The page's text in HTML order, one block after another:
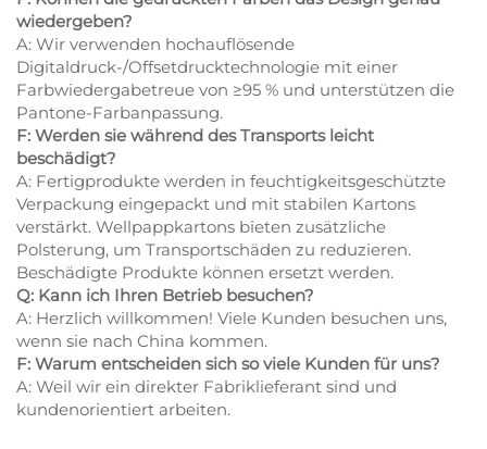
wiedergeben?
A: Wir verwenden hochauflösende
Digitaldruck-/Offsetdrucktechnologie mit einer
Farbwiedergabetreue von ≥95 % und unterstützen die
Pantone-Farbanpassung.
F: Werden sie während des Transports leicht
beschädigt?
A: Fertigprodukte werden in feuchtigkeitsgeschützte
Verpackung eingepackt und mit stabilen Kartons
verstärkt. Wellpappkartons bieten zusätzliche
Polsterung, um Transportschäden zu reduzieren.
Beschädigte Produkte können ersetzt werden.
Q: Kann ich Ihren Betrieb besuchen?
A: Herzlich willkommen! Viele Kunden besuchen uns,
wenn sie nach China kommen.
F: Warum entscheiden sich so viele Kunden für uns?
A: Weil wir ein direkter Fabriklieferant sind und
kundenorientiert arbeiten.